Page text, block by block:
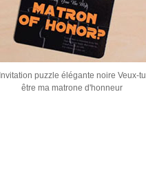
Invitation puzzle élégante noire Veux-tu
être ma matrone d'honneur